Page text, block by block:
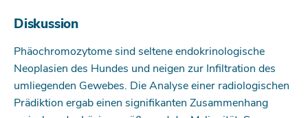
Diskussion
Phäochromozytome sind seltene endokrinologische
Neoplasien des Hundes und neigen zur Infiltration des
umliegenden Gewebes. Die Analyse einer radiologischen
Prädiktion ergab einen signifikanten Zusammenhang